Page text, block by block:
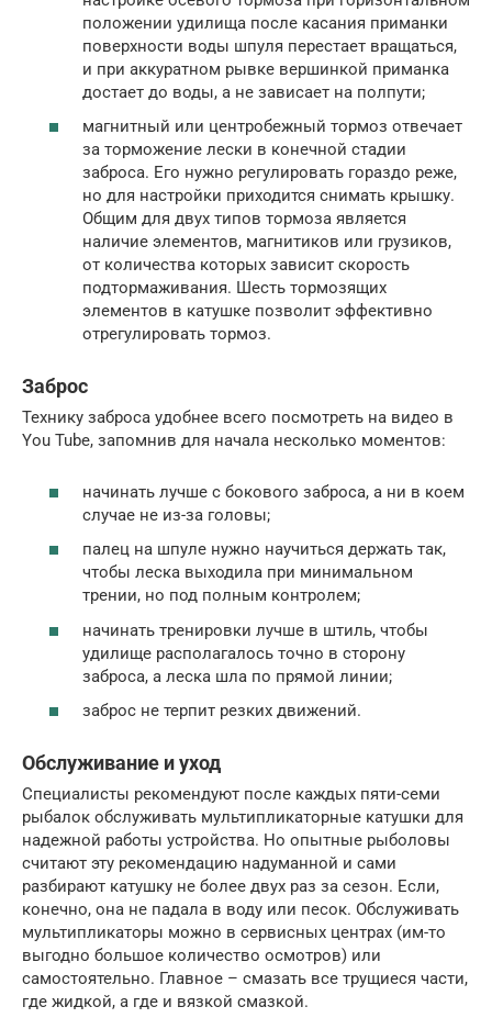
положении удилища после касания приманки
поверхности воды шпуля перестает вращаться,
и при аккуратном рывке вершинкой приманка
достает до воды, а не зависает на полпути;
магнитный или центробежный тормоз отвечает
за торможение лески в конечной стадии
заброса. Его нужно регулировать гораздо реже,
но для настройки приходится снимать крышку.
Общим для двух типов тормоза является
наличие элементов, магнитиков или грузиков,
от количества которых зависит скорость
подтормаживания. Шесть тормозящих
элементов в катушке позволит эффективно
отрегулировать тормоз.
Заброс
Технику заброса удобнее всего посмотреть на видео в
You Tube, запомнив для начала несколько моментов:
начинать лучше с бокового заброса, а ни в коем
случае не из-за головы;
палец на шпуле нужно научиться держать так,
чтобы леска выходила при минимальном
трении, но под полным контролем;
начинать тренировки лучше в штиль, чтобы
удилище располагалось точно в сторону
заброса, а леска шла по прямой линии;
заброс не терпит резких движений.
Обслуживание и уход
Специалисты рекомендуют после каждых пяти-семи
рыбалок обслуживать мультипликаторные катушки для
надежной работы устройства. Но опытные рыболовы
считают эту рекомендацию надуманной и сами
разбирают катушку не более двух раз за сезон. Если,
конечно, она не падала в воду или песок. Обслуживать
мультипликаторы можно в сервисных центрах (им-то
выгодно большое количество осмотров) или
самостоятельно. Главное – смазать все трущиеся части,
где жидкой, а где и вязкой смазкой.